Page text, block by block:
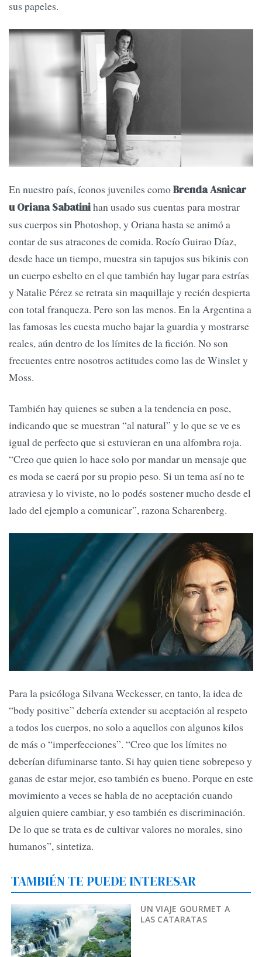
sus papeles.
En nuestro país, íconos juveniles comoBrenda Asnicar
u Oriana Sabatinihan usado sus cuentas para mostrar
sus cuerpos sin Photoshop, y Oriana hasta se animó a
contar de sus atracones de comida. Rocío Guirao Díaz,
desde hace un tiempo, muestra sin tapujos sus bikinis con
un cuerpo esbelto en el que también hay lugar para estrías
y Natalie Pérez se retrata sin maquillaje y recién despierta
con total franqueza. Pero son las menos. En la Argentina a
las famosas les cuesta mucho bajar la guardia y mostrarse
reales, aún dentro de los límites de la ficción. No son
frecuentes entre nosotros actitudes como las de Winslet y
Moss.
También hay quienes se suben a la tendencia en pose,
indicando que se muestran “al natural” y lo que se ve es
igual de perfecto que si estuvieran en una alfombra roja.
“Creo que quien lo hace solo por mandar un mensaje que
es moda se caerá por su propio peso. Si un tema así no te
atraviesa y lo viviste, no lo podés sostener mucho desde el
lado del ejemplo a comunicar”, razona Scharenberg.
Para la psicóloga Silvana Weckesser, en tanto, la idea de
“body positive” debería extender su aceptación al respeto
a todos los cuerpos, no solo a aquellos con algunos kilos
de más o “imperfecciones”. “Creo que los límites no
deberían difuminarse tanto. Si hay quien tiene sobrepeso y
ganas de estar mejor, eso también es bueno. Porque en este
movimiento a veces se habla de no aceptación cuando
alguien quiere cambiar, y eso también es discriminación.
De lo que se trata es de cultivar valores no morales, sino
humanos”, sintetiza.
TAMBIÉN TE PUEDE INTERESAR
UN VIAJE GOURMET A
LAS CATARATAS